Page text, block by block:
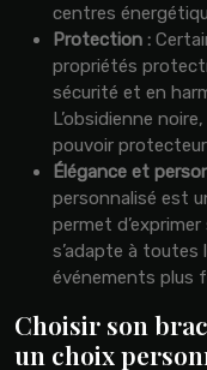
centres
Protection :
propriétés
sécurité et en
L’obsidienne
pouvoir
Élégance et
personnalisé est
permet
s’adapte à toutes
événements plus
Choisir son
un choix